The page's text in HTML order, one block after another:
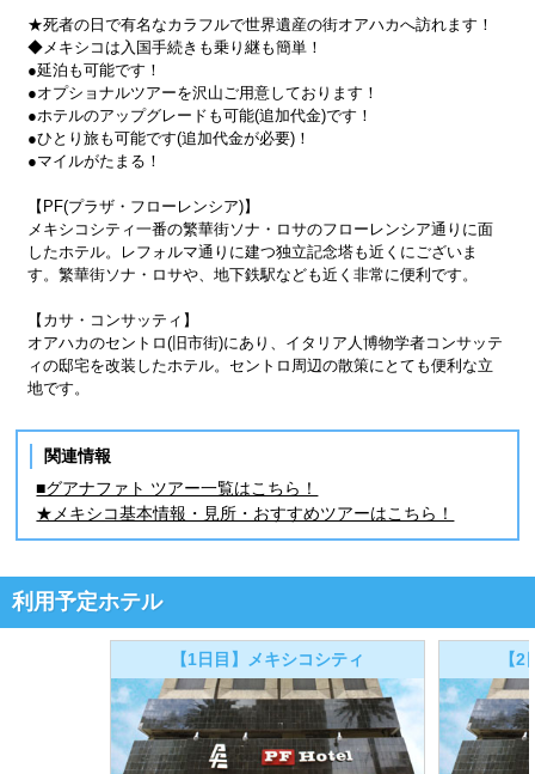
★死者の日で有名なカラフルで世界遺産の街オアハカへ訪れます！
◆メキシコは入国手続きも乗り継も簡単！
●延泊も可能です！
●オプショナルツアーを沢山ご用意しております！
●ホテルのアップグレードも可能(追加代金)です！
●ひとり旅も可能です(追加代金が必要)！
●マイルがたまる！
【PF(プラザ・フローレンシア)】
メキシコシティ一番の繁華街ソナ・ロサのフローレンシア通りに面
したホテル。レフォルマ通りに建つ独立記念塔も近くにございま
す。繁華街ソナ・ロサや、地下鉄駅なども近く非常に便利です。
【カサ・コンサッティ】
オアハカのセントロ(旧市街)にあり、イタリア人博物学者コンサッテ
ィの邸宅を改装したホテル。セントロ周辺の散策にとても便利な立
地です。
関連情報
■グアナファト ツアー一覧はこちら！
★メキシコ基本情報・見所・おすすめツアーはこちら！
利用予定ホテル
【1日目】メキシコシティ 【